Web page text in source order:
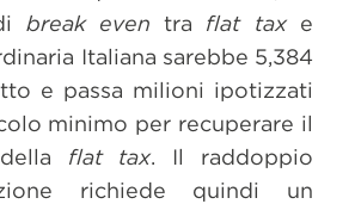
break even tra flat taxe
Italiana sarebbe 5,384
e passa milioni ipotizzati
minimo per recuperare il
flat tax. Il raddoppio
richiede quindi un